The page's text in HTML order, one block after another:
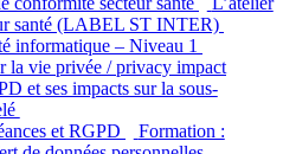
santé (LABEL ST INTER)
informatique – Niveau 1
la vie privée / privacy impact
et ses impacts sur la sous-
et RGPD
Formation :